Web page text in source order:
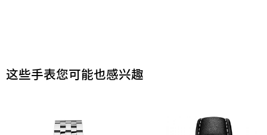
这些手表您可能也感兴趣